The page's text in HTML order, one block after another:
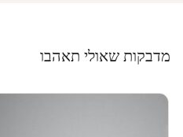
מדבקות שאולי תאהבו